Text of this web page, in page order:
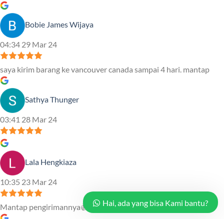
Bobie James Wijaya
04:34 29 Mar 24
saya kirim barang ke vancouver canada sampai 4 hari. mantap
Sathya Thunger
03:41 28 Mar 24
Lala Hengkiaza
10:35 23 Mar 24
Mantap pengirimannya👍👍 Hai, ada yang bisa Kami bantu?